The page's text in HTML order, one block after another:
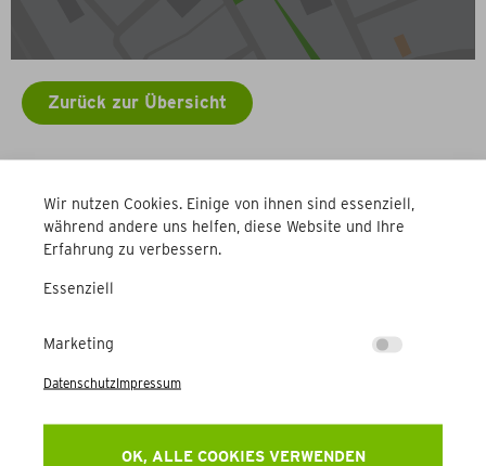
Wir nutzen Cookies. Einige von ihnen sind essenziell,
während andere uns helfen, diese Website und Ihre
Erfahrung zu verbessern.
Essenziell
Marketing
OK, ALLE COOKIES VERWENDEN
DatenschutzImpressum
Zurück zur Übersicht
Newsletter
Erhalten Sie Aktuelles, Events & mehr direkt in Ihr